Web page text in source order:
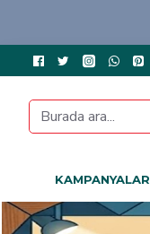
KAMPANYALAR